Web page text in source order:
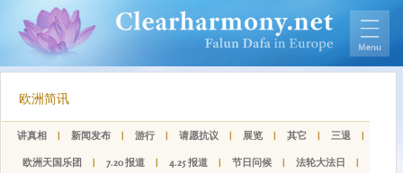
欧洲简讯
讲真相 | 新闻发布 | 游行 | 请愿抗议 | 展览 | 其它 | 三退 |
欧洲天国乐团 | 7.20 报道 | 4.25 报道 | 节日问候 | 法轮大法日 |